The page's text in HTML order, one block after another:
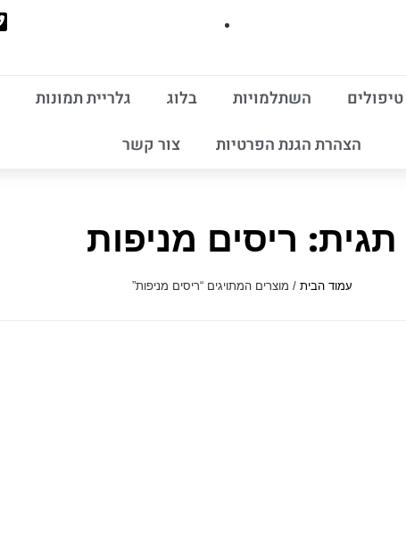
טיפולים השתלמויות בלוג גלריית תמונות
הצהרת הגנת הפרטיות
צור קשר
תגית: ריסים מניפות
עמוד הבית / מוצרים המתויגים “ריסים מניפות”